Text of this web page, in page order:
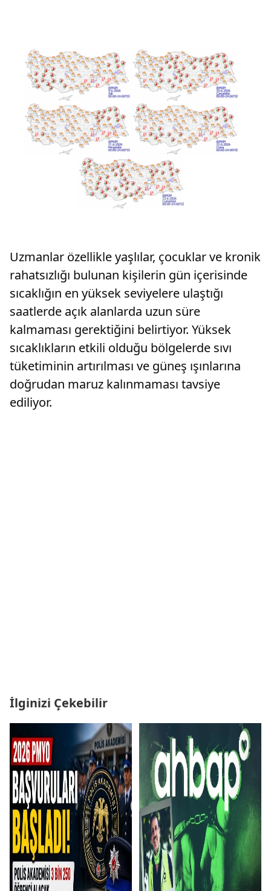
Uzmanlar özellikle yaşlılar, çocuklar ve kronik
rahatsızlığı bulunan kişilerin gün içerisinde
sıcaklığın en yüksek seviyelere ulaştığı
saatlerde açık alanlarda uzun süre
kalmaması gerektiğini belirtiyor. Yüksek
sıcaklıkların etkili olduğu bölgelerde sıvı
tüketiminin artırılması ve güneş ışınlarına
doğrudan maruz kalınmaması tavsiye
ediliyor.
İlginizi Çekebilir